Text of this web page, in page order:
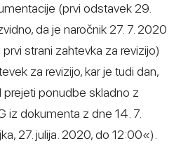
(prvi odstavek 29.
da je naročnik 27. 7. 2020
strani zahtevka za revizijo)
za revizijo, kar je tudi dan,
ponudbe skladno z
iz dokumenta z dne 14. 7.
27. julija. 2020, do 12:00«).